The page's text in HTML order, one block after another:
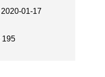
2020-01-17
195